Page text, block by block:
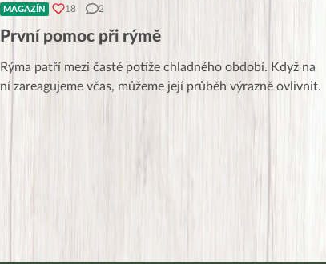
MAGAZÍN 18 2
První pomoc při rýmě
Rýma patří mezi časté potíže chladného období. Když na
ní zareagujeme včas, můžeme její průběh výrazně ovlivnit.